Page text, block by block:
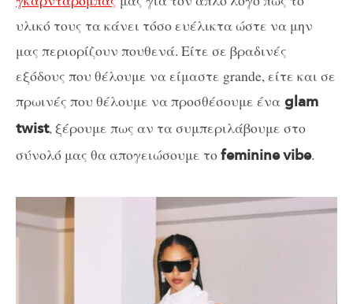
υλικό τους τα κάνει τόσο ευέλικτα ώστε να μην
μας περιορίζουν πουθενά. Είτε σε βραδινές
εξόδους που θέλουμε να είμαστε grande, είτε και σε
πρωινές που θέλουμε να προσθέσουμε ένα glam
twist, ξέρουμε πως αν τα συμπεριλάβουμε στο
σύνολό μας θα απογειώσουμε τοfemininevibe.